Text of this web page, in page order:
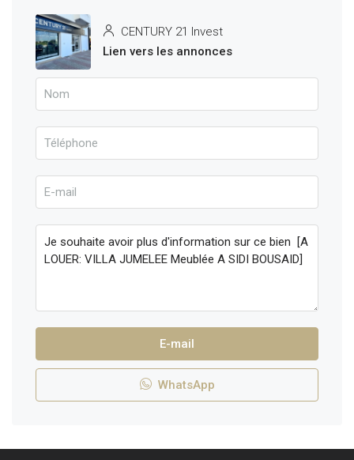
CENTURY 21 Invest
Lien vers les annonces
E-mail
WhatsApp